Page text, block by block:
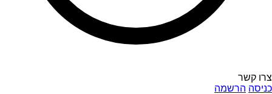
צרו קשר
כניסה הרשמה